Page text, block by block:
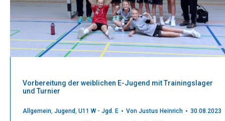
Vorbereitung der weiblichen E-Jugend mit Trainingslager
und Turnier
Allgemein, Jugend, U11 W - Jgd. E Von Justus Heinrich 30.08.2023